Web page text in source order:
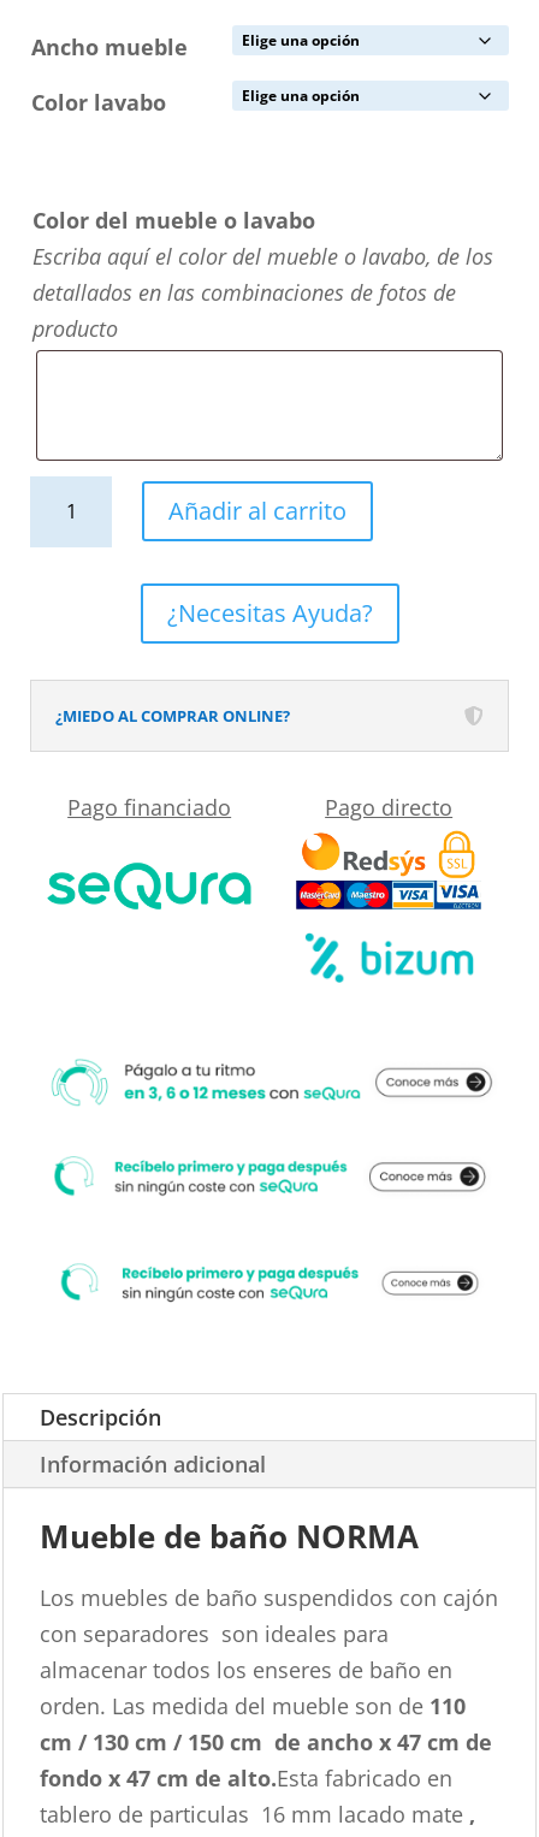
Ancho mueble
Color lavabo
Color del mueble o lavabo
Escriba aquí el color del mueble o lavabo, de los
detallados en las combinaciones de fotos de
producto
suspendido
2
cajónes
acabado
SEÑAL
Añadir al carrito
¿Necesitas Ayuda?
¿MIEDO AL COMPRAR ONLINE?
Pago financiado Pago directo
Descripción
Información adicional
Mueble de baño NORMA
Los muebles de baño suspendidos con cajón
con separadores son ideales para
almacenar todos los enseres de baño en
orden. Las medida del mueble son de 110
cm / 130 cm / 150 cm de ancho x 47 cm de
fondo x 47 cm de alto.Esta fabricado en
tablero de particulas 16 mm lacado mate ,